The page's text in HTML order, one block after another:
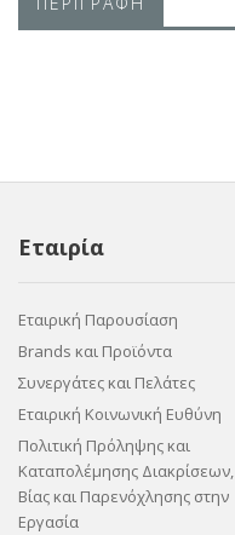
Εταιρία
Εταιρική Παρουσίαση
Brands και Προϊόντα
Συνεργάτες και Πελάτες
Εταιρική Κοινωνική Ευθύνη
Πολιτική Πρόληψης και
Καταπολέμησης Διακρίσεων,
Βίας και Παρενόχλησης στην
Εργασία